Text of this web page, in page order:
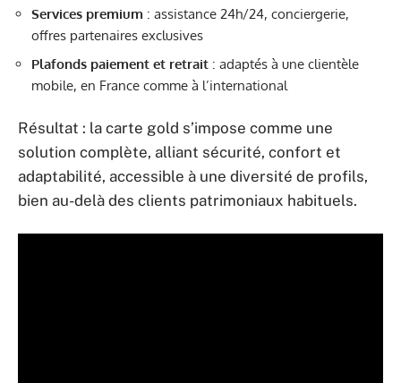
Services premium : assistance 24h/24, conciergerie,
offres partenaires exclusives
Plafonds paiement et retrait : adaptés à une clientèle
mobile, en France comme à l’international
Résultat : la carte gold s’impose comme une
solution complète, alliant sécurité, confort et
adaptabilité, accessible à une diversité de profils,
bien au-delà des clients patrimoniaux habituels.